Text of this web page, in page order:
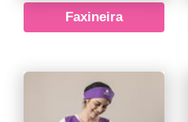
Faxineira